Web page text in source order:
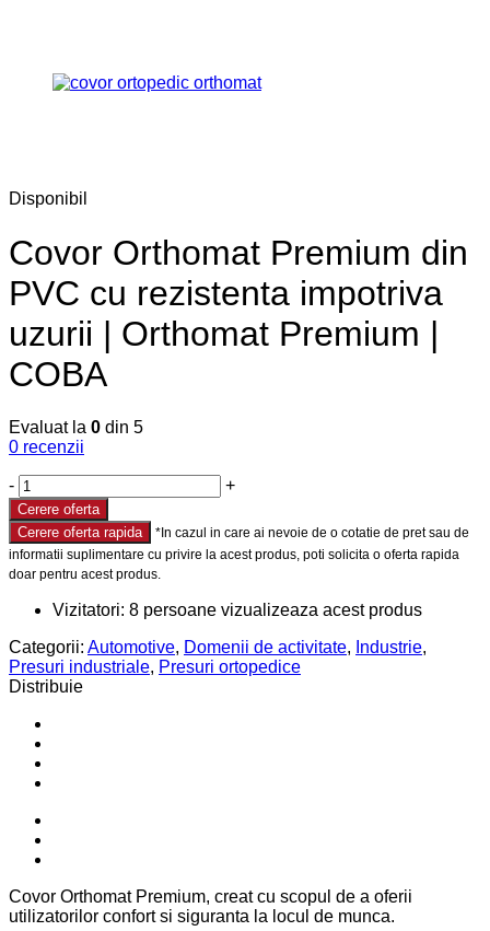
Disponibil
Covor Orthomat Premium din
PVC cu rezistenta impotriva
uzurii | Orthomat Premium |
COBA
Evaluat la 0 din 5
0 recenzii
- +
Cerere oferta
Cerere oferta rapida
Vizitatori: 8 persoane vizualizeaza acest produs
Categorii: Automotive, Domenii de activitate, Industrie,
Presuri industriale, Presuri ortopedice
Distribuie
Covor Orthomat Premium, creat cu scopul de a oferii
utilizatorilor confort si siguranta la locul de munca.